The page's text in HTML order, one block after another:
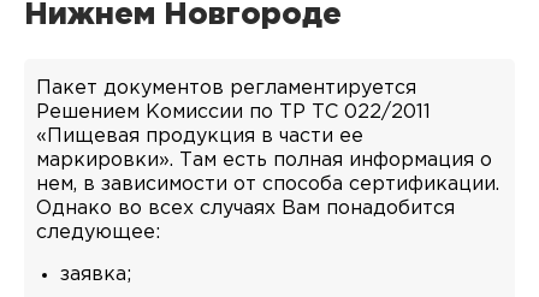
Нижнем Новгороде
Пакет документов регламентируется
Решением Комиссии по ТР ТС 022/2011
«Пищевая продукция в части ее
маркировки». Там есть полная информация о
нем, в зависимости от способа сертификации.
Однако во всех случаях Вам понадобится
следующее:
заявка;